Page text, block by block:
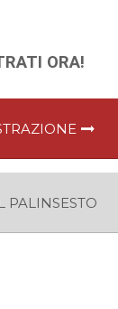
ORA!
PALINSESTO